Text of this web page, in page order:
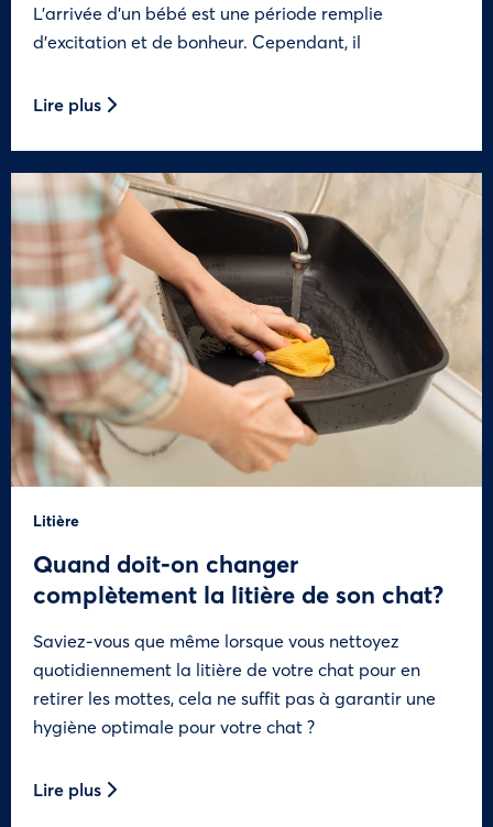
L’arrivée d’un bébé est une période remplie
d’excitation et de bonheur. Cependant, il
Lire plus
Litière
Quand doit-on changer
complètement la litière de son chat?
Saviez-vous que même lorsque vous nettoyez
quotidiennement la litière de votre chat pour en
retirer les mottes, cela ne suffit pas à garantir une
hygiène optimale pour votre chat ?
Lire plus